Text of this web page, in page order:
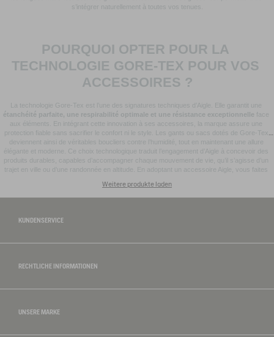
s’intégrer naturellement à toutes vos tenues.
POURQUOI OPTER POUR LA
TECHNOLOGIE GORE-TEX POUR VOS
ACCESSOIRES ?
étanchéité parfaite, une respirabilité optimale et une résistance exceptionnelle face
aux éléments. En intégrant cette innovation à ses accessoires, la marque assure une
protection fiable sans sacrifier le confort ni le style. Les gants ou sacs dotés de Gore-Tex
deviennent ainsi de véritables boucliers contre l’humidité, tout en maintenant une allure
élégante et moderne. Ce choix technologique traduit l’engagement d’Aigle à concevoir des
produits durables, capables d’accompagner chaque mouvement de vie, qu’il s’agisse d’un
trajet en ville ou d’une randonnée en altitude. En adoptant un accessoire Aigle, vous faites
foulard en coton au sac en cuir, célèbre une mode responsable, fonctionnelle et ancrée dans
l’héritage français. Aigle réinvente l’essentiel, en signant des collections où élégance et
Weitere produkte laden
KUNDENSERVICE
RECHTLICHE INFORMATIONEN
UNSERE MARKE